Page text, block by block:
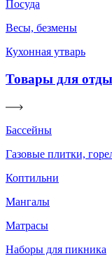
Посуда
Весы, безмены
Кухонная утварь
Товары для
Бассейны
Газовые плитки,
Коптильни
Мангалы
Матрасы
Наборы для пикника